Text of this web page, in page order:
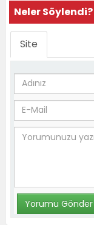
Neler Söylendi?
Site